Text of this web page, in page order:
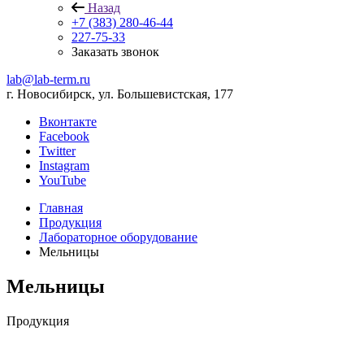
Назад
+7 (383) 280-46-44
227-75-33
Заказать звонок
lab@lab-term.ru
г. Новосибирск, ул. Большевистская, 177
Вконтакте
Facebook
Twitter
Instagram
YouTube
Главная
Продукция
Лабораторное оборудование
Мельницы
Мельницы
Продукция